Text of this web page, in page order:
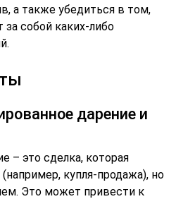
а также убедиться в том,
за собой каких-либо
дарение и
– это сделка, которая
купля-продажа), но
Это может привести к